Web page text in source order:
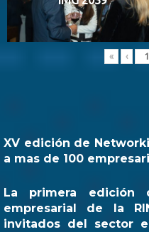
« ‹
XV edición de
a mas de 100
La primera edición
empresarial de la
invitados del sector